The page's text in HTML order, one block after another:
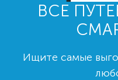
ВСЕ
Ищите самые